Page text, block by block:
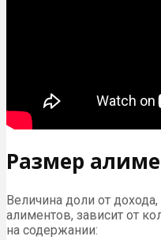
Размер
Величина доли от
алиментов, зависит от
на содержании: